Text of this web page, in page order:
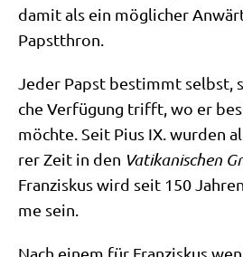
damit als ein mög­li­cher
Papstthron.
Jeder Papst bestimmt selbst,
che Ver­fü­gung trifft, wo er
möch­te. Seit Pius IX. wur­den
rer Zeit in den Vati­ka­ni­schen
Fran­zis­kus wird seit 150
me sein.